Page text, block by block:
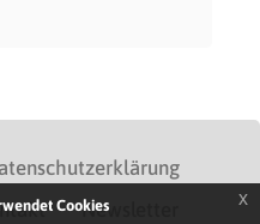
Newsletter
Cookies
x